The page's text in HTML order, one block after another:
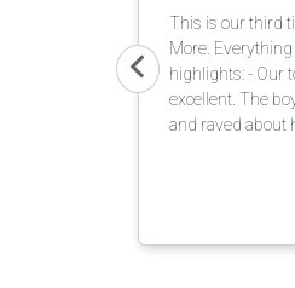
This is our third
More.
highlights: - Our
excellent. The
and raved about
she was our
noon in one of
and beyond to
giving us a first